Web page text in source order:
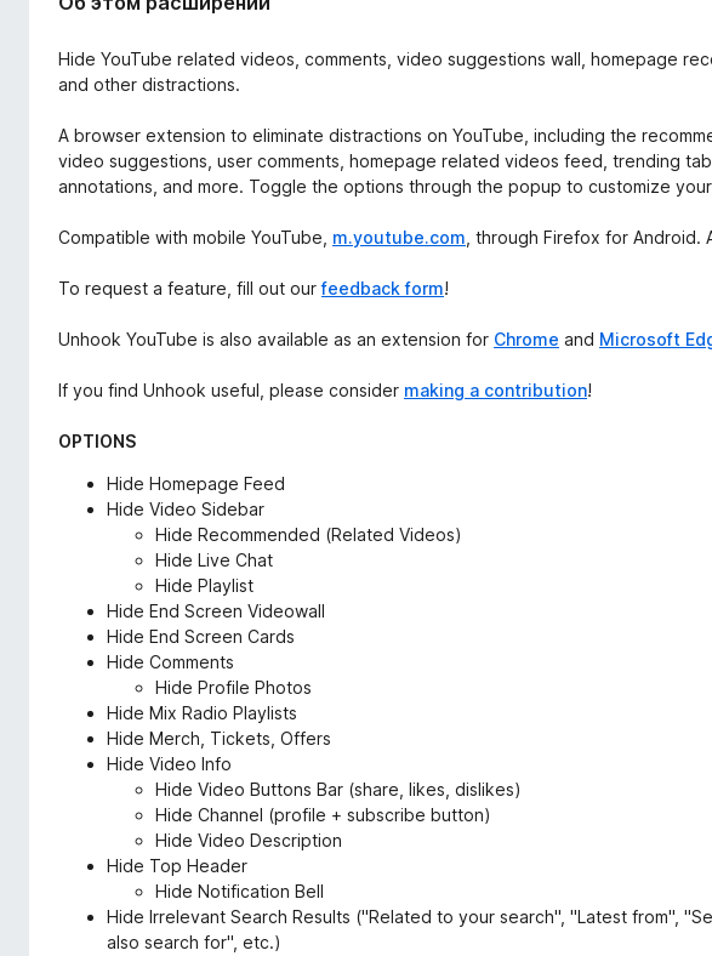
Hide YouTube related videos, comments, video suggestions wall, homepage
and other distractions.
A browser extension to eliminate distractions on YouTube, including the
video suggestions, user comments, homepage related videos feed, trending
annotations, and more. Toggle the options through the popup to customize
Compatible with mobile YouTube, m.youtube.com , through Firefox for
To request a feature, fill out ourfeedback form!
Unhook YouTube is also available as an extension for Chrome and Microsoft
If you find Unhook useful, please consider making a contribution!
OPTIONS
Hide Homepage Feed
Hide Video Sidebar
Hide Recommended (Related Videos)
Hide Live Chat
Hide Playlist
Hide End Screen Videowall
Hide End Screen Cards
Hide Comments
Hide Profile Photos
Hide Mix Radio Playlists
Hide Merch, Tickets, Offers
Hide Video Info
Hide Video Buttons Bar (share, likes, dislikes)
Hide Channel (profile + subscribe button)
Hide Video Description
Hide Top Header
Hide Notification Bell
Hide Irrelevant Search Results ("Related to your search", "Latest from",
also search for", etc.)